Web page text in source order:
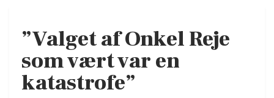
”Valget af Onkel Reje
som vært var en
katastrofe”